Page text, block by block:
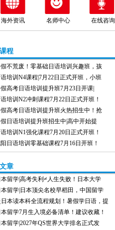
海外资讯 名师中心 在线咨询
程
不荒废！零基础日语培训兴趣班，孩
语培训N4课程|7月22日正式开班，小班
高考日语培训提升班7月23日开课|
语培训N2冲刺课程7月22日正式开班！
高考日语培训提升班火热招生中！抢
日语培训提升班招生中|高中开始提
语培训N1强化课程7月20日正式开班！
日语培训零基础课程7月16日开班！
章
本留学|高考失利≠人生失败！日本大学
本留学|日本顶尖名校早稻田，中国留学
日本读本科全流程规划！暑假学日语，提
本留学7月生入境必备清单！建议收藏！
本留学|2027年QS世界大学排名正式发